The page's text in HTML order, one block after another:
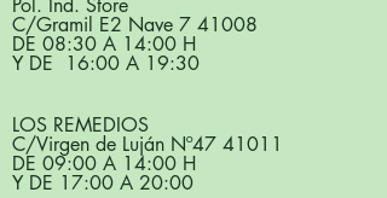
Pol. Ind. Store
C/Gramil E2 Nave 7 41008
DE 08:30 A 14:00 H
Y DE 16:00 A 19:30
LOS REMEDIOS
C/Virgen de Luján Nº47 41011
DE 09:00 A 14:00 H
Y DE 17:00 A 20:00